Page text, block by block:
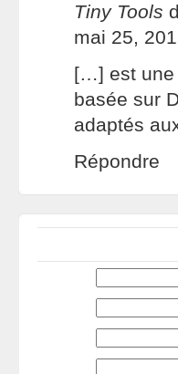
Tiny Tools
mai 25,
[…] est une
basée sur
adaptés
Répondre